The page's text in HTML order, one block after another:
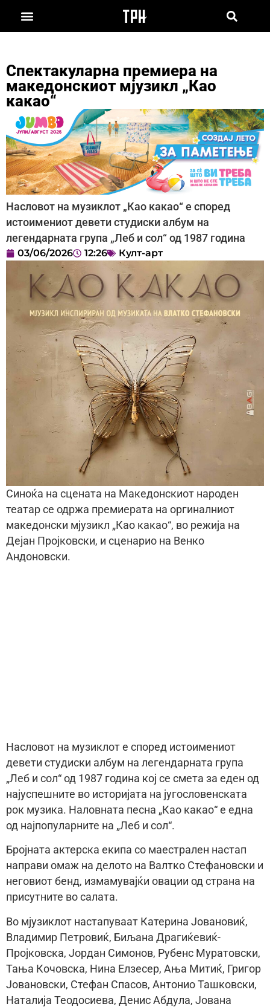
Спектакуларна премиера на
македонскиот мјузикл „Као
какао“
Насловот на музиклот „Као какао“ е според
истоимениот девети студиски албум на
легендарната група „Леб и сол“ од 1987 година
03/06/2026 12:26 Култ-арт
Синоќа на сцената на Македонскиот народен
театар се одржа премиерата на оргиналниот
македонски мјузикл „Као какао“, во режија на
Дејан Пројковски, и сценарио на Венко
Андоновски.
Насловот на музиклот е според истоимениот
девети студиски албум на легендарната група
„Леб и сол“ од 1987 година кој се смета за еден од
најуспешните во историјата на југословенската
рок музика. Наловната песна „Као какао“ е една
од најпопуларните на „Леб и сол“.
Бројната актерска екипа со маестрален настап
направи омаж на делото на Валтко Стефановски и
неговиот бенд, измамувајќи овации од страна на
присутните во салата.
Во мјузиклот настапуваат Катерина Јовановиќ,
Владимир Петровиќ, Биљана Драгиќевиќ-
Пројковска, Јордан Симонов, Рубенс Муратовски,
Тања Кочовска, Нина Елзесер, Ања Митиќ, Григор
Јовановски, Стефан Спасов, Антонио Ташковски,
Наталија Теодосиева, Денис Абдула, Јована